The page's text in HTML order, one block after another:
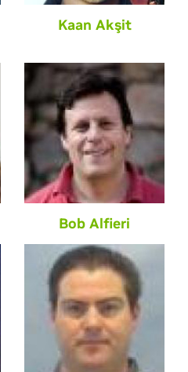
Kaan Akşit
Bob Alfieri